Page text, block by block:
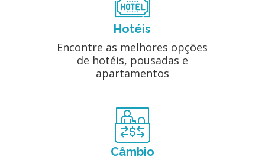
Hotéis
Encontre as melhores opções
de hotéis, pousadas e
apartamentos
Câmbio